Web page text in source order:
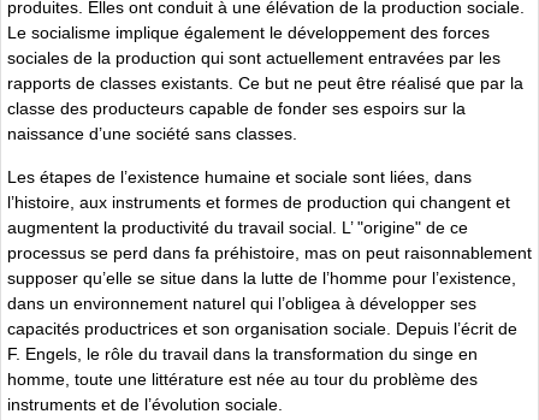
produites. Elles ont conduit à une élévation de la production sociale.
Le socialisme implique également le développement des forces
sociales de la production qui sont actuellement entravées par les
rapports de classes existants. Ce but ne peut être réalisé que par la
classe des producteurs capable de fonder ses espoirs sur la
naissance d’une société sans classes.
Les étapes de l’existence humaine et sociale sont liées, dans
l’histoire, aux instruments et formes de production qui changent et
augmentent la productivité du travail social. L’ "origine" de ce
processus se perd dans fa préhistoire, mas on peut raisonnablement
supposer qu’elle se situe dans la lutte de l’homme pour l’existence,
dans un environnement naturel qui l’obligea à développer ses
capacités productrices et son organisation sociale. Depuis l’écrit de
F. Engels, le rôle du travail dans la transformation du singe en
homme, toute une littérature est née au tour du problème des
instruments et de l’évolution sociale.